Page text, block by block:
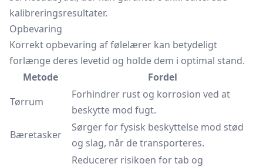
kalibreringsresultater.
Opbevaring
Korrekt opbevaring af følelærer kan betydeligt
forlænge deres levetid og holde dem i optimal stand.
Metode
Fordel
Tørrum
Forhindrer rust og korrosion ved at
beskytte mod fugt.
Bæretasker
Sørger for fysisk beskyttelse mod stød
og slag, når de transporteres.
Reducerer risikoen for tab og